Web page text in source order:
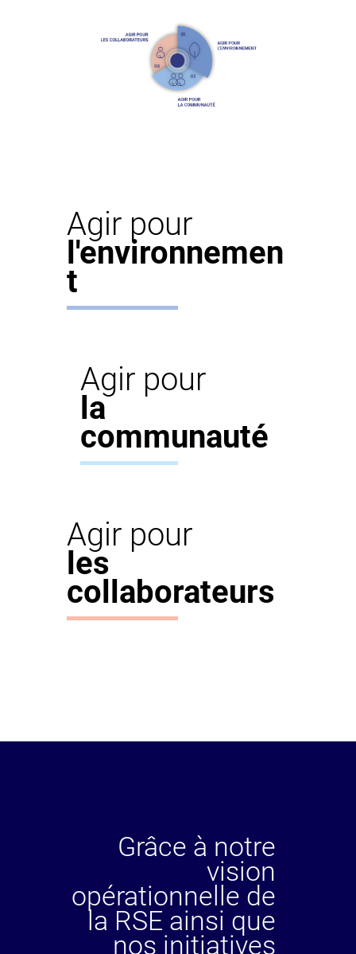
Agir pour
l'environnemen
t
Agir pour
la
communauté
Agir pour
les
collaborateurs
Grâce à notre
vision
opérationnelle de
la RSE ainsi que
nos initiatives